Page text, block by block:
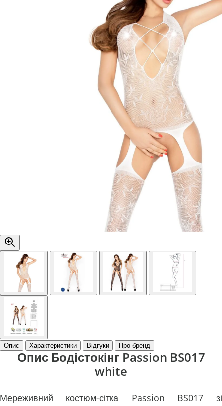
Опис Характеристики Відгуки Про бренд
Опис Бодістокінг Passion BS017
white
Мереживний костюм-сітка Passion BS017 зі